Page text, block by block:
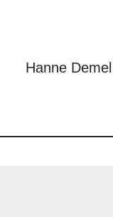
Hanne Demel